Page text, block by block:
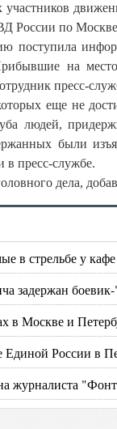
участников
России по
поступила
на
пресс-
еще не
людей,
были
в пресс-службе.
дела,
в стрельбе у
задержан
в Москве и
России в
журналиста